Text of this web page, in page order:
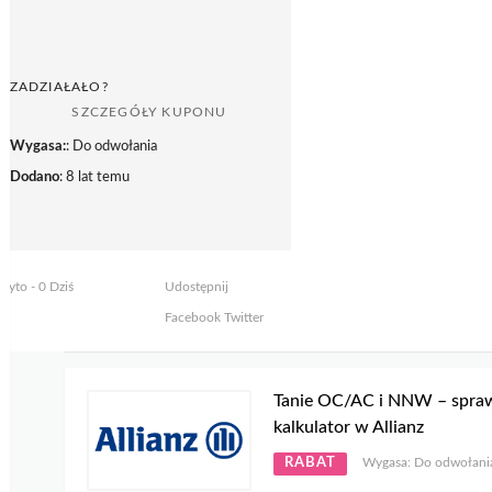
ZADZIAŁAŁO?
SZCZEGÓŁY KUPONU
Wygasa:: Do odwołania
Dodano: 8 lat temu
- 0 Dziś Udostępnij
FacebookTwitter
Tanie OC/AC i NNW –
kalkulator w Allianz
RABAT Wygasa: Do